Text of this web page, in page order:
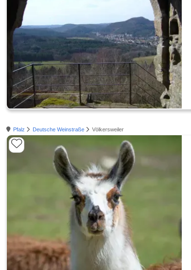
Pfalz Deutsche Weinstraße Völkersweiler